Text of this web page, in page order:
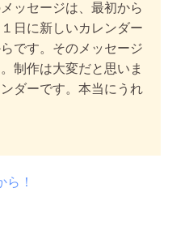
ッセージは、最初から
日に新しいカレンダー
です。そのメッセージ
制作は大変だと思いま
ダーです。本当にうれ
ら！